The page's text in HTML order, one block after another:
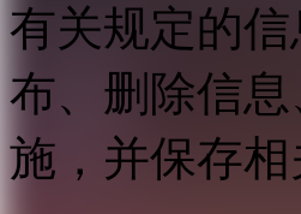
有关规定的
布、删除信
施，并保存相